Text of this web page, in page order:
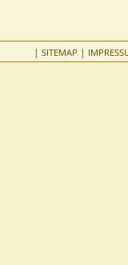
| SITEMAP |